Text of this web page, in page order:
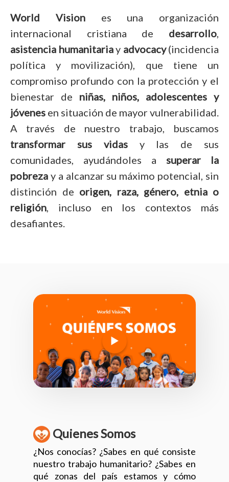
World Visiones una organización
internacional cristiana de desarrollo,
asistencia humanitariay advocacy(incidencia
política y movilización), que tiene un
compromiso profundo con la protección y el
bienestar de niñas, niños, adolescentes y
jóvenes en situación de mayor vulnerabilidad.
A través de nuestro trabajo, buscamos
transformar sus vidasy las de sus
comunidades, ayudándoles a superar la
pobreza y a alcanzar su máximo potencial, sin
distinción de origen, raza, género, etnia o
religión, incluso en los contextos más
desafiantes.
Quienes Somos
¿Nos conocías? ¿Sabes en qué consiste
nuestro trabajo humanitario? ¿Sabes en
qué zonas del país estamos y cómo